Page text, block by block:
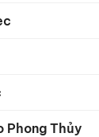
Phong Thủy